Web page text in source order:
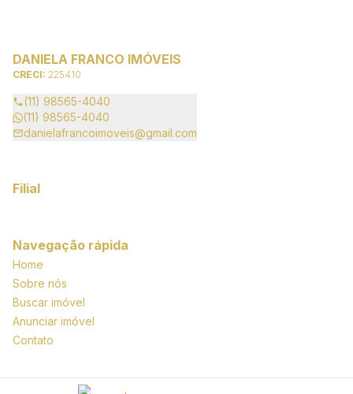
DANIELA FRANCO IMÓVEIS
CRECI: 225410
(11) 98565-4040
(11) 98565-4040
danielafrancoimoveis@gmail.com
Filial
Navegação rápida
Home
Sobre nós
Buscar imóvel
Anunciar imóvel
Contato